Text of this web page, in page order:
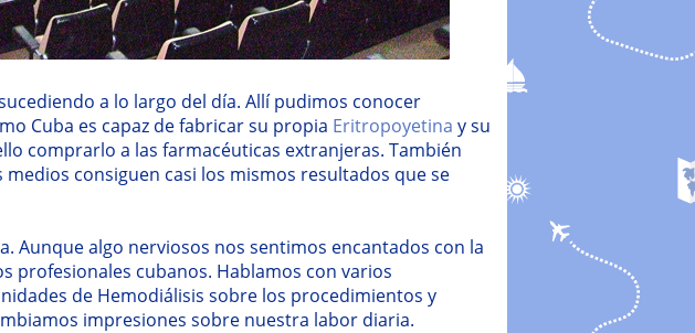
a lo largo del día. Allí pudimos conocer
Cuba es capaz de fabricar su propia Eritropoyetina y su
comprarlo a las farmacéuticas extranjeras. También
consiguen casi los mismos resultados que se
Aunque algo nerviosos nos sentimos encantados con la
profesionales cubanos. Hablamos con varios
de Hemodiálisis sobre los procedimientos y
impresiones sobre nuestra labor diaria.